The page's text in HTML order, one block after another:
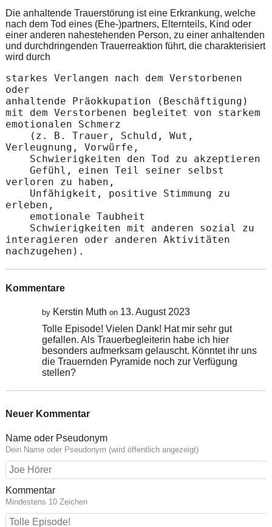
Die anhaltende Trauerstörung ist eine Erkrankung, welche
nach dem Tod eines (Ehe-)partners, Elternteils, Kind oder
einer anderen nahestehenden Person, zu einer anhaltenden
und durchdringenden Trauerreaktion führt, die charakterisiert
wird durch
starkes Verlangen nach dem Verstorbenen
oder
anhaltende Präokkupation (Beschäftigung)
mit dem Verstorbenen begleitet von starkem
emotionalen Schmerz
Verleugnung, Vorwürfe,
verloren zu haben,
erleben,
interagieren oder anderen Aktivitäten
Kommentare
byKerstin Muth on 13. August 2023
Tolle Episode! Vielen Dank! Hat mir sehr gut
gefallen. Als Trauerbegleiterin habe ich hier
besonders aufmerksam gelauscht. Könntet ihr uns
die Trauernden Pyramide noch zur Verfügung
stellen?
Neuer Kommentar
Name oder Pseudonym
Dein Name oder Pseudonym (wird öffentlich angezeigt)
Kommentar
Mindestens 10 Zeichen